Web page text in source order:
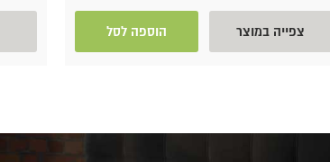
צפייה במוצר הוספה לסל